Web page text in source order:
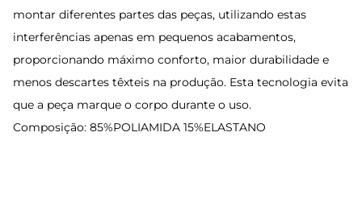
montar diferentes partes das peças, utilizando estas
interferências apenas em pequenos acabamentos,
proporcionando máximo conforto, maior durabilidade e
menos descartes têxteis na produção. Esta tecnologia evita
que a peça marque o corpo durante o uso.
Composição: 85%POLIAMIDA 15%ELASTANO